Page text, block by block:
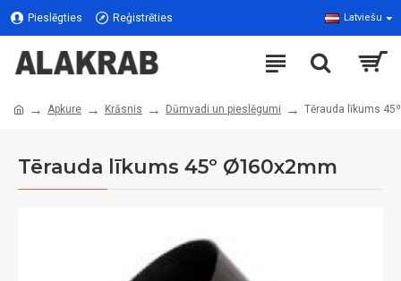
Pieslēgties Reģistrēties Latviešu
Apkure Krāsnis Dūmvadi un pieslēgumi Tērauda līkums
Tērauda līkums 45º Ø160x2mm